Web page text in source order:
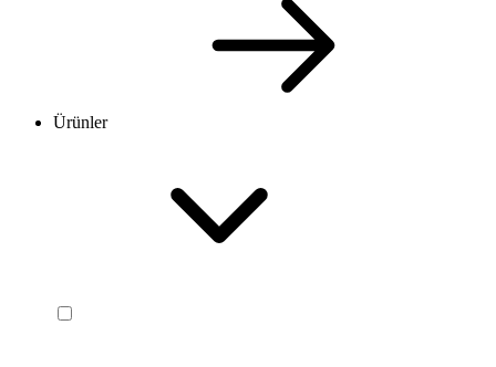
Ürünler